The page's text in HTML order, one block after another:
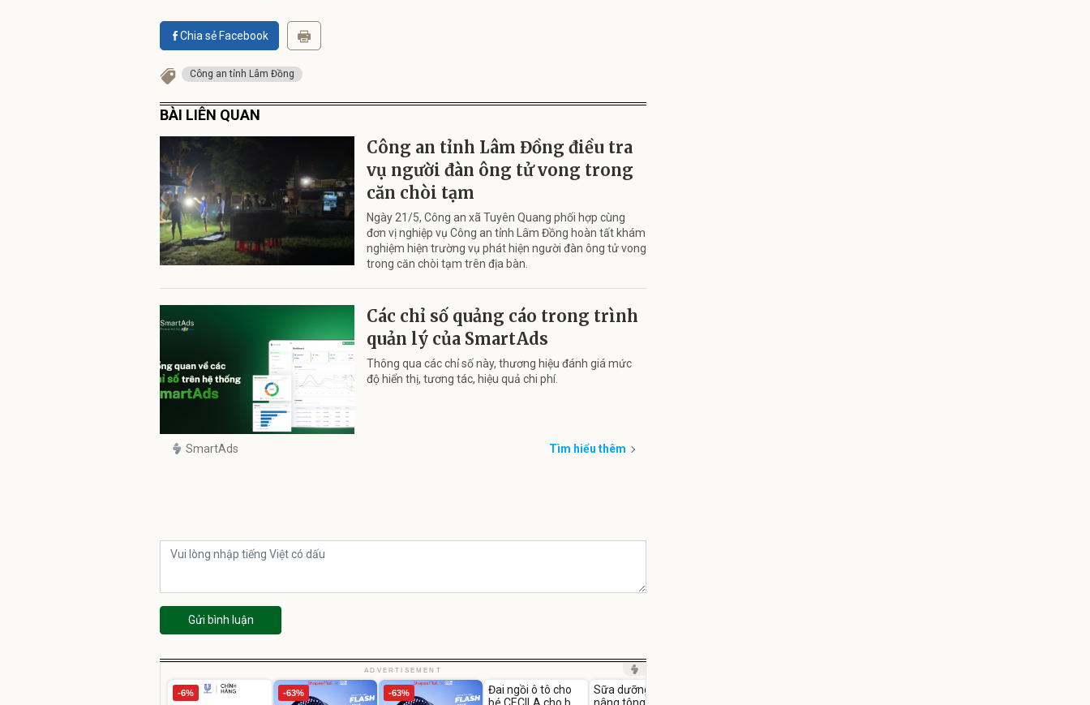
Chia sẻ Facebook
Công an tỉnh Lâm Đồng
BÀI LIÊN QUAN
Công an tỉnh Lâm Đồng điều tra
vụ người đàn ông tử vong trong
căn chòi tạm
Ngày 21/5, Công an xã Tuyên Quang phối hợp cùng
đơn vị nghiệp vụ Công an tỉnh Lâm Đồng hoàn tất khám
nghiệm hiện trường vụ phát hiện người đàn ông tử vong
trong căn chòi tạm trên địa bàn.
Các chỉ số quảng cáo trong trình
quản lý của SmartAds
Thông qua các chỉ số này, thương hiệu đánh giá mức
độ hiển thị, tương tác, hiệu quả chi phí.
SmartAds Tìm hiểu thêm
Gửi bình luận
ADVERTISEMENT
-6% -63% -63%
Đai ngồi ô tô cho
bé CECILA cho bé
-27%
Unmute
Sữa dưỡng thể
nâng tông tức thì